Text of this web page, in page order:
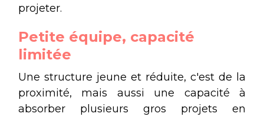
projeter.
Petite équipe, capacité
limitée
Une structure jeune et réduite, c'est de la
proximité, mais aussi une capacité à
absorber plusieurs gros projets en